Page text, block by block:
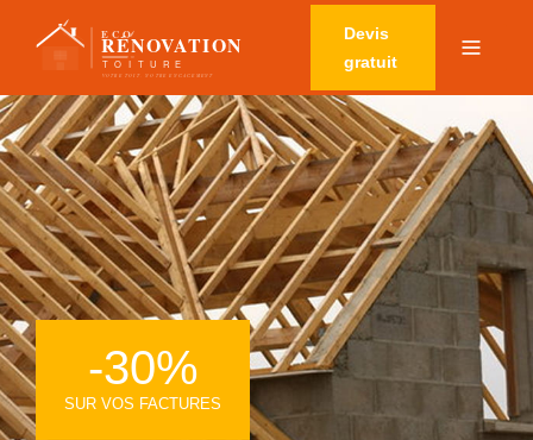
Devis
gratuit
-30%
SUR VOS FACTURES